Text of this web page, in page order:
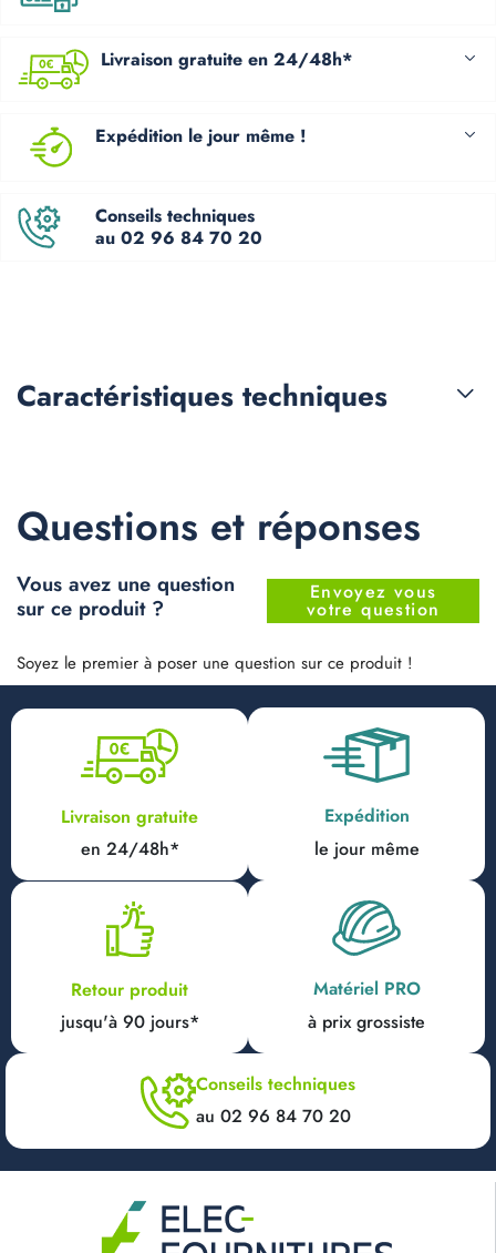
Livraison gratuite en 24/48h*
Expédition le jour même !
Conseils techniques
au 02 96 84 70 20
Caractéristiques techniques
Questions et réponses
Vous avez une question
sur ce produit ?
Envoyez vous
votre question
Soyez le premier à poser une question sur ce produit !
Livraison gratuite
en 24/48h*
Expédition
le jour même
Retour produit
jusqu'à 90 jours*
Matériel PRO
à prix grossiste
Conseils techniques
au 02 96 84 70 20